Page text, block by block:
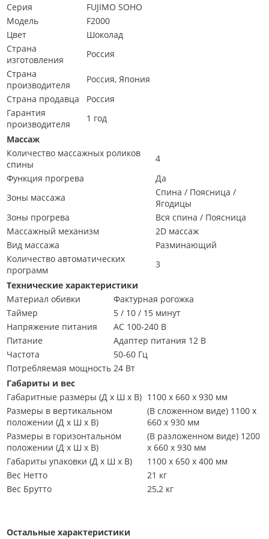
Серия
FUJIMO SOHO
Модель
F2000
Цвет
Шоколад
Страна
изготовления
Россия
Страна
производителя
Россия, Япония
Страна продавца
Россия
Гарантия
производителя
1 год
Массаж
Количество массажных роликов
спины
4
Функция прогрева
Да
Зоны массажа
Спина / Поясница /
Ягодицы
Зоны прогрева
Вся спина / Поясница
Массажный механизм
2D массаж
Вид массажа
Разминающий
Количество автоматических
программ
3
Технические характеристики
Материал обивки
Фактурная рогожка
Таймер
5 / 10 / 15 минут
Напряжение питания
АС 100-240 В
Питание
Адаптер питания 12 В
Частота
50-60 Гц
Потребляемая мощность 24 Вт
Габариты и вес
Габаритные размеры (Д х Ш х В) 1100 х 660 х 930 мм
Размеры в вертикальном
положении (Д х Ш х В)
(В сложенном виде) 1100 х
660 х 930 мм
Размеры в горизонтальном
положении (Д х Ш х В)
(В разложенном виде) 1200
х 660 х 930 мм
Габариты упаковки (Д х Ш х В)
1100 x 650 x 400 мм
Вес Нетто
21 кг
Вес Брутто
25,2 кг
Остальные характеристики